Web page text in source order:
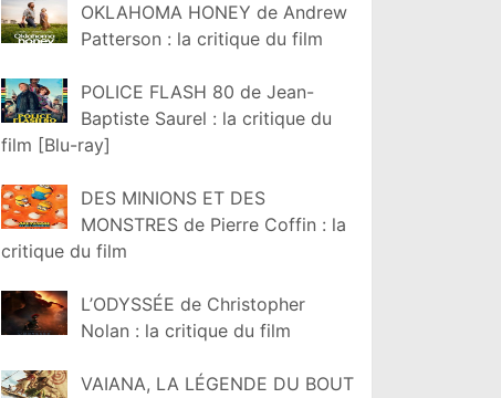
OKLAHOMA HONEY de Andrew
Patterson : la critique du film
POLICE FLASH 80 de Jean-
Baptiste Saurel : la critique du
film [Blu-ray]
DES MINIONS ET DES
MONSTRES de Pierre Coffin : la
critique du film
L’ODYSSÉE de Christopher
Nolan : la critique du film
VAIANA, LA LÉGENDE DU BOUT